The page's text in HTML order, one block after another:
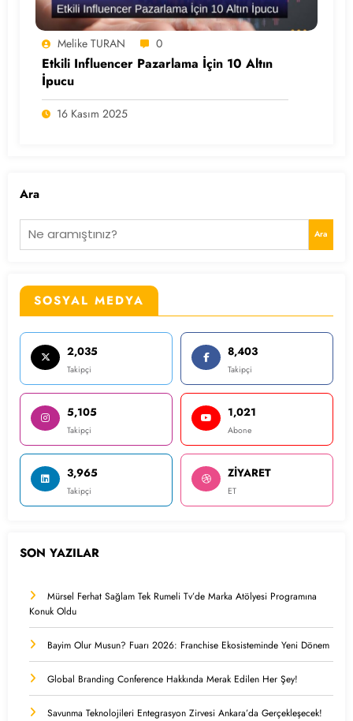
Melike TURAN 0
Etkili Influencer Pazarlama İçin 10 Altın
İpucu
16 Kasım 2025
Ara
Ara
SOSYAL MEDYA
2,035
Takipçi
8,403
Takipçi
5,105
Takipçi
1,021
Abone
3,965
Takipçi
ZİYARET
ET
SON YAZILAR
Mürsel Ferhat Sağlam Tek Rumeli Tv’de Marka Atölyesi Programına
Konuk Oldu
Bayim Olur Musun? Fuarı 2026: Franchise Ekosisteminde Yeni Dönem
Global Branding Conference Hakkında Merak Edilen Her Şey!
Savunma Teknolojileri Entegrasyon Zirvesi Ankara’da Gerçekleşecek!